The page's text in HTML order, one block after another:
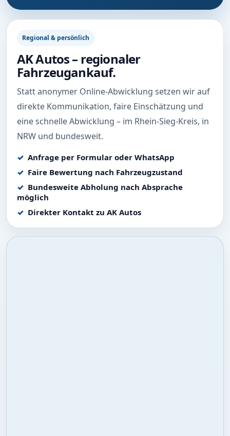
Regional & persönlich
AK Autos – regionaler
Fahrzeugankauf.
Statt anonymer Online-Abwicklung setzen wir auf
direkte Kommunikation, faire Einschätzung und
eine schnelle Abwicklung – im Rhein-Sieg-Kreis, in
NRW und bundesweit.
Anfrage per Formular oder WhatsApp
Faire Bewertung nach Fahrzeugzustand
Bundesweite Abholung nach Absprache
möglich
Direkter Kontakt zu AK Autos